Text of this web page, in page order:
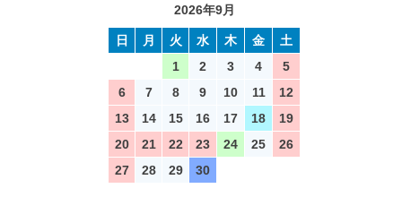
2026年9月
日 月 火 水 木 金
土
1
2 3 4
5
6
7 8 9 10 11
12
13
14 15 16 17 18
19
20
21 22 23 24 25
26
27
28 29 30